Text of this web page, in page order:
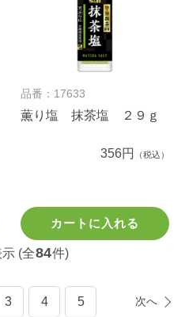
品番：17633
薫り塩 抹茶塩 ２９ｇ
356円 （税込）
カートに入れる
(全84件)
3 4 5 次へ